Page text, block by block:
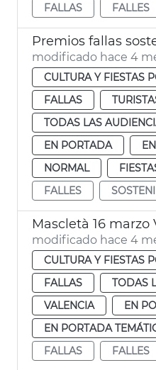
FALLAS
FALLES
Premios fallas
modificado hace 4
CULTURA Y FIESTAS
FALLAS
TODAS LAS
EN PORTADA
NORMAL
FALLES
Mascletà 16 marzo
modificado hace 4
CULTURA Y FIESTAS
FALLAS
TODAS
VALENCIA
EN
EN PORTADA
FALLAS
FALLES